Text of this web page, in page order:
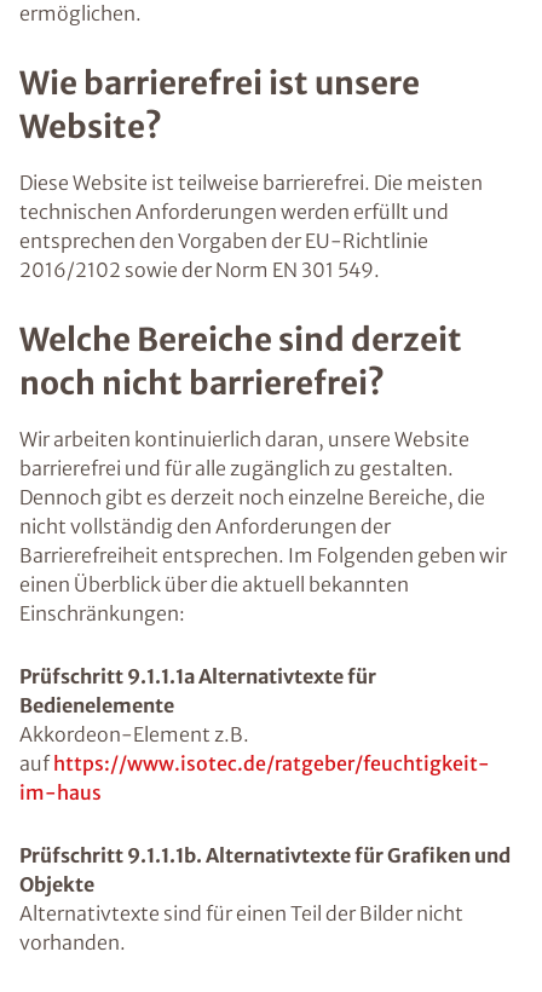
ermöglichen.
Wie barrierefrei ist unsere
Website?
Diese Website ist teilweise barrierefrei. Die meisten
technischen Anforderungen werden erfüllt und
entsprechen den Vorgaben der EU-Richtlinie
2016/2102 sowie der Norm EN 301 549.
Welche Bereiche sind derzeit
noch nicht barrierefrei?
Wir arbeiten kontinuierlich daran, unsere Website
barrierefrei und für alle zugänglich zu gestalten.
Dennoch gibt es derzeit noch einzelne Bereiche, die
nicht vollständig den Anforderungen der
Barrierefreiheit entsprechen. Im Folgenden geben wir
einen Überblick über die aktuell bekannten
Einschränkungen:
Prüfschritt 9.1.1.1a Alternativtexte für
Bedienelemente
Akkordeon-Element z.B.
auf https://www.isotec.de/ratgeber/feuchtigkeit-
im-haus
Prüfschritt 9.1.1.1b. Alternativtexte für Grafiken und
Objekte
Alternativtexte sind für einen Teil der Bilder nicht
vorhanden.